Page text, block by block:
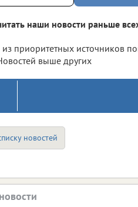
наши новости раньше
приоритетных источников
выше других
новостей